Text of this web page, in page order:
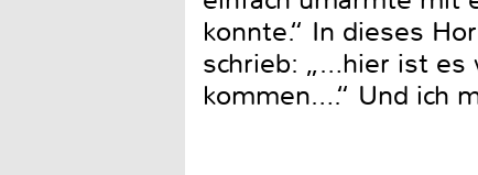
konnte.“ In dieses
schrieb: „…hier ist es
kommen….“ Und ich